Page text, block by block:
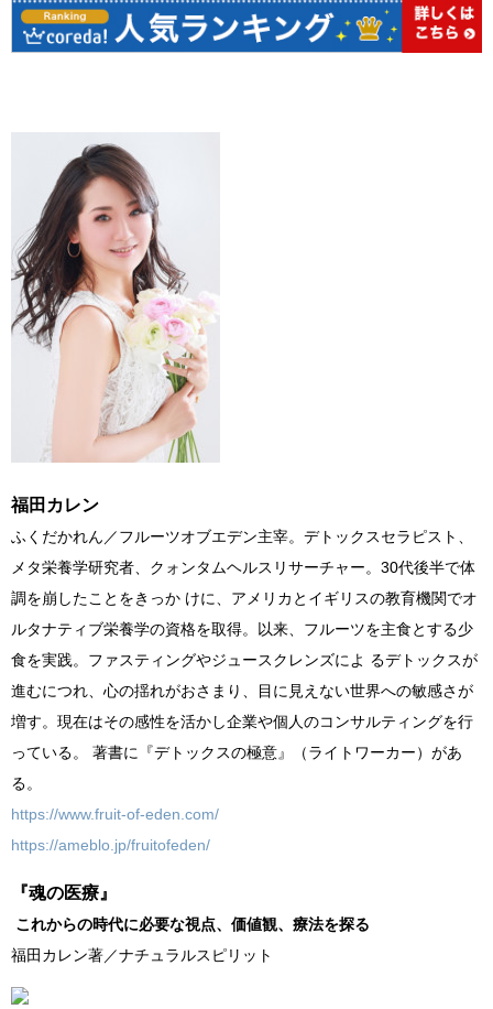
福田カレン
ふくだかれん／フルーツオブエデン主宰。デトックスセラピスト、
メタ栄養学研究者、クォンタムヘルスリサーチャー。30代後半で体
調を崩したことをきっか けに、アメリカとイギリスの教育機関でオ
ルタナティブ栄養学の資格を取得。以来、フルーツを主食とする少
食を実践。ファスティングやジュースクレンズによ るデトックスが
進むにつれ、心の揺れがおさまり、目に見えない世界への敏感さが
増す。現在はその感性を活かし企業や個人のコンサルティングを行
っている。 著書に『デトックスの極意』（ライトワーカー）があ
る。
https://www.fruit-of-eden.com/
https://ameblo.jp/fruitofeden/
『魂の医療』
これからの時代に必要な視点、価値観、療法を探る
福田カレン著／ナチュラルスピリット